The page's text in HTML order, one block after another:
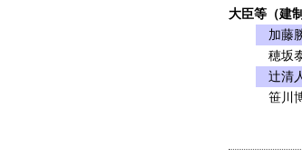
大臣等（建
加藤
穂坂
辻清
笹川